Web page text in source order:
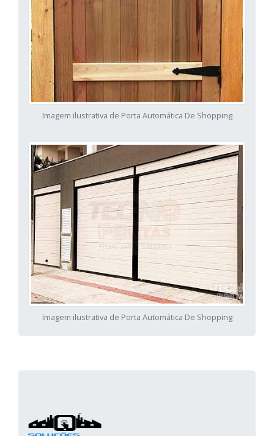
Imagem ilustrativa de Porta Automática De Shopping
Imagem ilustrativa de Porta Automática De Shopping